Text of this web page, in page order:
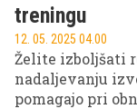
treningu
12. 05. 2025 04.00
Želite izboljšati
nadaljevanju
pomagajo pri